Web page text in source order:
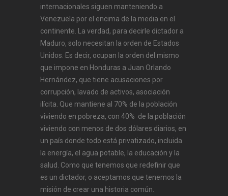
internacionales siguen manteniendo a
Venezuela por el encima de la media en el
continente. La verdad, para decirle dictador a
Maduro, solo necesitan la orden de Estados
Unidos. Es decir, ocupan la orden del mismo
que impone en Honduras a Juan Orlando
Hernández, que tiene acusaciones por
corrupción, lavado de activos, asociación
ilícita. Que mantiene al 70% de la población
viviendo en pobreza, con 40% de la población
viviendo con menos de dos dólares diarios, en
un país donde todo está privatizado, incluida
la energía, el agua potable, la educación y la
salud. Como que tenemos que redefinir que
es un dictador, o aceptamos que tenemos la
misión de crear una historia común.